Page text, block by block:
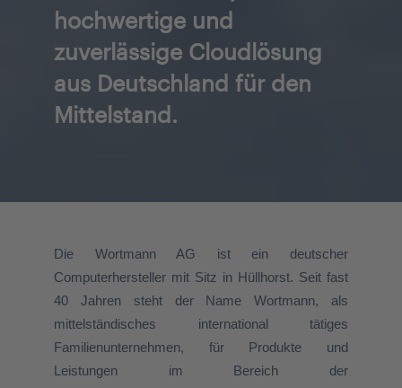
hochwertige und
zuverlässige Cloudlösung
aus Deutschland für den
Mittelstand.
Die Wortmann AG ist ein deutscher
Computerhersteller mit Sitz in Hüllhorst. Seit fast
40 Jahren steht der Name Wortmann, als
mittelständisches international tätiges
Familienunternehmen, für Produkte und
Leistungen im Bereich der